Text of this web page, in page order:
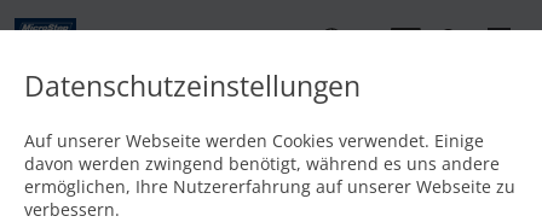
Startseite /Media/News/Durchlaufzeit von eineinhalb Wochen auf einen Tag reduziert
Datenschutzeinstellungen
Auf unserer Webseite werden Cookies verwendet. Einige
davon werden zwingend benötigt, während es uns andere
ermöglichen, Ihre Nutzererfahrung auf unserer Webseite zu
verbessern.